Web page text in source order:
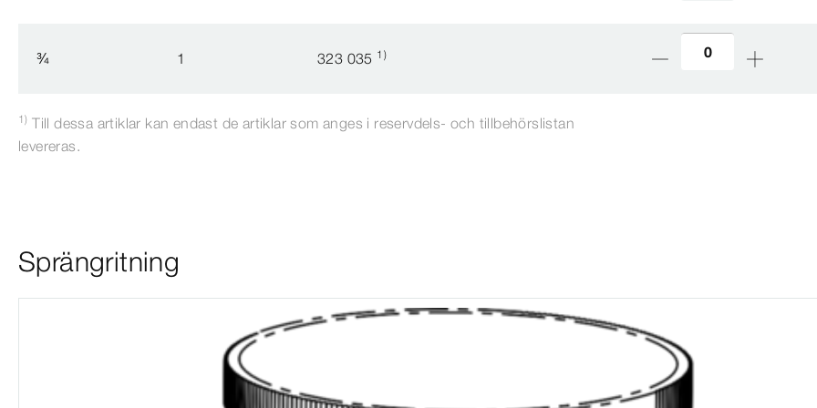
¾ 1 323 035 1)
1) Till dessa artiklar kan endast de artiklar som anges i reservdels- och tillbehörslistan
levereras.
Sprängritning